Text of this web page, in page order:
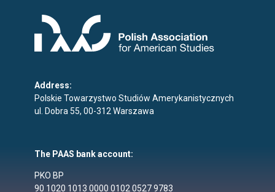
Address:
Polskie Towarzystwo Studiów Amerykanistycznych
ul. Dobra 55, 00-312 Warszawa
The PAAS bank account:
PKO BP
90 1020 1013 0000 0102 0527 9783